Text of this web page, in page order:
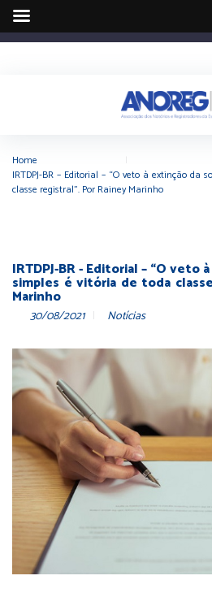
Home
IRTDPJ-BR – Editorial – “O veto à extinção da
classe registral”. Por Rainey Marinho
IRTDPJ-BR - Editorial – “O veto
simples é vitória de toda
Marinho
30/08/2021 Notícias